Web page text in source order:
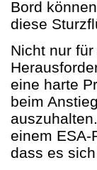
Bord
diese
Nicht nur
eine harte
beim
einem ESA-
dass es